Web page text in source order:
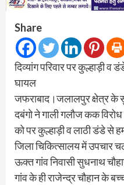
Share
दिव्यांग परिवार पर कुल्हाड़ी
घायल
जफराबाद।जलालपुर क्षेत्र के
दबंगो ने गाली गलौज कक विरोध
को पर कुल्हाड़ी व लाठी डंडे से
जिला चिकित्सालय में उपचार
ऊक्त गांव निवासी सुधनाथ
गांव के ही राजेन्द्र चौहान के